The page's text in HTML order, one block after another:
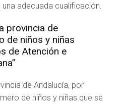
adecuada cualificación.
provincia de
de niños y niñas
de Atención e
de Andalucía, por
de niños y niñas que se